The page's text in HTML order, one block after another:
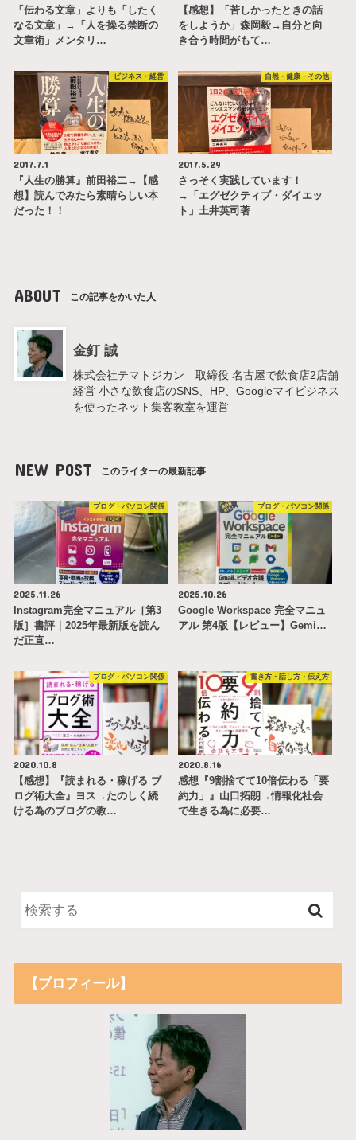
「伝わる文章」よりも「したく
なる文章」→「人を操る禁断の
文章術」メンタリ…
【感想】「苦しかったときの話
をしようか」森岡毅→自分と向
き合う時間がもて…
ビジネス・経営
2017.7.1
『人生の勝算』前田裕二→【感
想】読んでみたら素晴らしい本
だった！！
自然・健康・その他
2017.5.29
さっそく実践しています！
→「エグゼクティブ・ダイエッ
ト」土井英司著
ABOUT この記事をかいた人
金釘 誠
株式会社テマトジカン 取締役 名古屋で飲食店2店舗
経営 小さな飲食店のSNS、HP、Googleマイビジネス
を使ったネット集客教室を運営
NEW POST このライターの最新記事
ブログ・パソコン関係
2025.11.26
Instagram完全マニュアル［第3
版］書評｜2025年最新版を読ん
だ正直…
ブログ・パソコン関係
2025.10.26
Google Workspace 完全マニュ
アル 第4版【レビュー】Gemi…
ブログ・パソコン関係
2020.10.8
【感想】『読まれる・稼げる ブ
ログ術大全』ヨス→たのしく続
ける為のブログの教…
書き方・話し方・伝え方
2020.8.16
感想『9割捨てて10倍伝わる「要
約力」』山口拓朗→情報化社会
で生きる為に必要…
【プロフィール】